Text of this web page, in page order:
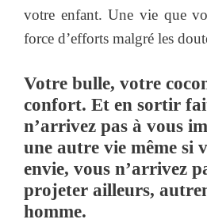
votre enfant. Une vie que
force d’efforts malgré les
Votre bulle, votre
confort. Et en sortir
n’arrivez pas à vous
une autre vie même si
envie, vous n’arrivez
projeter ailleurs,
homme.